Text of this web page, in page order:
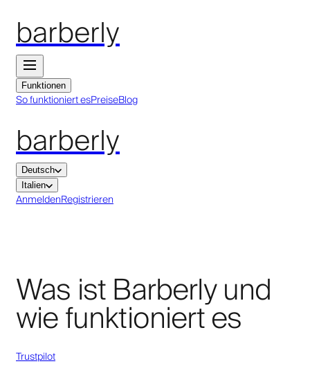
barberly
Funktionen
So funktioniert esPreiseBlog
barberly
Deutsch
Italien
AnmeldenRegistrieren
Was ist Barberly und
wie funktioniert es
Trustpilot